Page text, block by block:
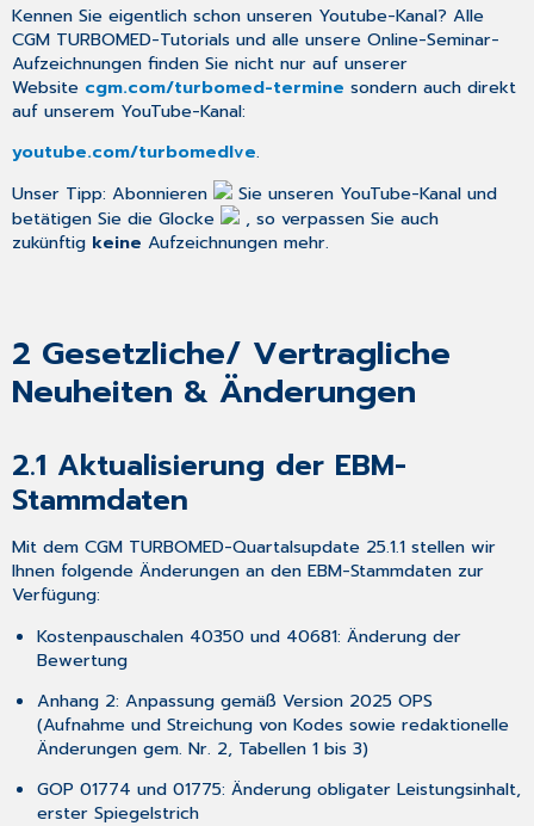
für
Hybrid-
DRG
3 Allgemeine
Neuheiten
&
Änderungen
3.1
Pilotprojekt
–
Listen
Diagnosen
3.2 Erstellung
den
Labordaten
für
den
Upload
in
die
ePA4all
3.3 Behandlungsfalllisten
BG
und
Privat-
Ausdruck
3.4 Sicherung
Kennen Sie eigentlich schon unseren Youtube-Kanal? Alle
CGM TURBOMED-Tutorials und alle unsere Online-Seminar-
Aufzeichnungen finden Sie nicht nur auf unserer
Website cgm.com/turbomed-termine sondern auch direkt
auf unserem YouTube-Kanal:
youtube.com/turbomedlve.
Unser Tipp: Abonnieren
Sie unseren YouTube-Kanal und
betätigen Sie die Glocke
, so verpassen Sie auch
zukünftig keine Aufzeichnungen mehr.
2 Gesetzliche/ Vertragliche
Neuheiten & Änderungen
2.1 Aktualisierung der EBM-
Stammdaten
Mit dem CGM TURBOMED-Quartalsupdate 25.1.1 stellen wir
Ihnen folgende Änderungen an den EBM-Stammdaten zur
Verfügung:
Kostenpauschalen 40350 und 40681: Änderung der
Bewertung
Anhang 2: Anpassung gemäß Version 2025 OPS
(Aufnahme und Streichung von Kodes sowie redaktionelle
Änderungen gem. Nr. 2, Tabellen 1 bis 3)
GOP 01774 und 01775: Änderung obligater Leistungsinhalt,
erster Spiegelstrich